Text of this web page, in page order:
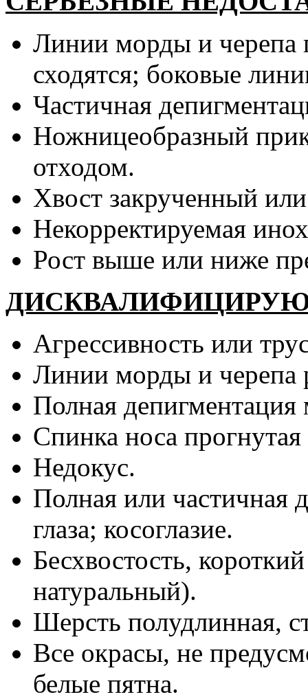
Линии морды и черепа
сходятся; боковые
Частичная
Ножницеобразный
отходом.
Хвост закрученный
Некорректируемая
Рост выше или ниже
Агрессивность или
Линии морды и черепа
Полная депигментация
Спинка носа
Недокус.
Полная или частичная
глаза; косоглазие.
Бесхвостость,
натуральный).
Шерсть полудлинная,
Все окрасы, не
белые пятна.